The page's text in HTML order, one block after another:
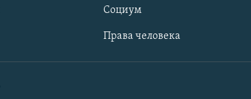
Социум
Права человека